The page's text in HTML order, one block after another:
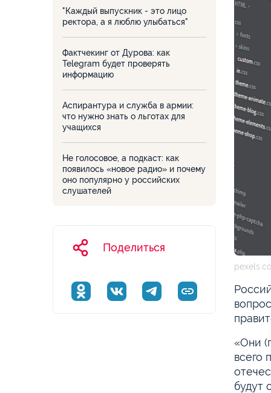
"Каждый выпускник - это лицо
ректора, а я люблю улыбаться"
Фактчекинг от Дурова: как
Telegram будет проверять
информацию
Аспирантура и служба в армии:
что нужно знать о льготах для
учащихся
Не голосовое, а подкаст: как
появилось «новое радио» и почему
оно популярно у российских
слушателей
Поделиться
«Они
всего
будут